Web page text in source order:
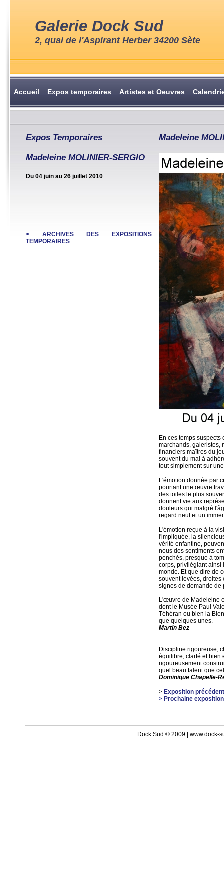
Galerie Dock Sud
2, quai de l'Aspirant Herber 34200 Sète
Accueil Expos temporaires Artistes et Oeuvres
Expos Temporaires
Madeleine MOLINIER-SERGIO
Du 04 juin au 26 juillet 2010
> ARCHIVES DES EXPOSITIONS
TEMPORAIRES
Madeleine
En ces temps
marchands, galeristes,
financiers maîtres du
souvent du mal à
tout simplement sur
L'émotion donnée par
pourtant une œuvre
des toiles le plus
donnent vie aux
douleurs qui malgré
regard neuf et un
L'émotion reçue à la
l'impliquée, la
vérité enfantine,
nous des sentiments
penchés, presque à
corps, privilégiant ainsi
monde. Et que dire de
souvent levées, droites
signes de demande de
L'œuvre de Madeleine
dont le Musée Paul
Téhéran ou bien la
que quelques unes.
Martin Bez
Discipline rigoureuse,
équilibre, clarté et
rigoureusement
quel beau talent que
Dominique Chapelle-
> Exposition
> Prochaine exposition
Dock Sud © 2009 | www.dock-